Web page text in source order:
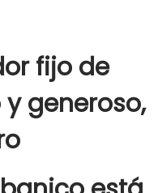
fijo de
generoso,